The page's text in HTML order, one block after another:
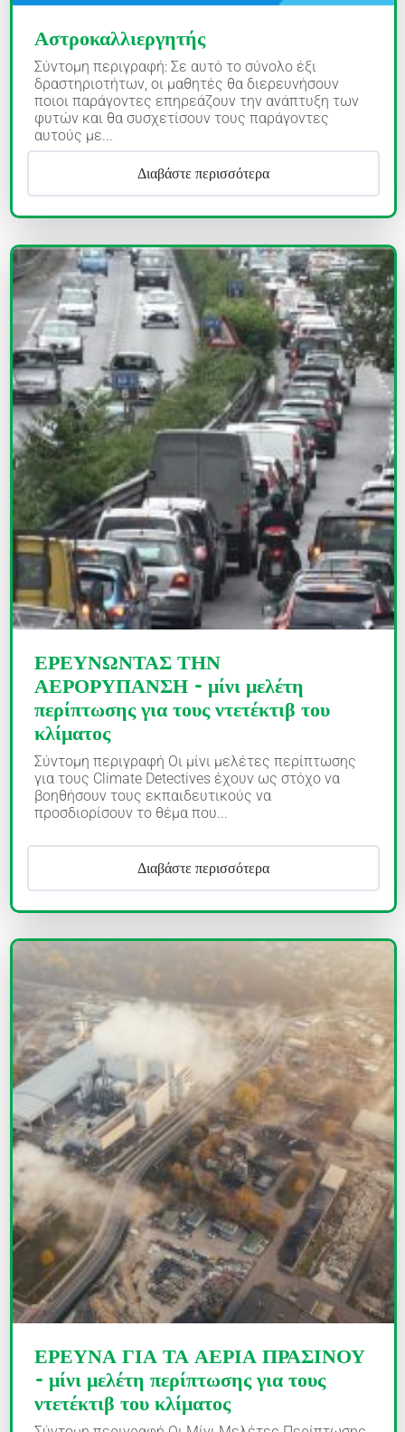
Αστροκαλλιεργητής
Σύντομη περιγραφή: Σε αυτό το σύνολο έξι
δραστηριοτήτων, οι μαθητές θα διερευνήσουν
ποιοι παράγοντες επηρεάζουν την ανάπτυξη των
φυτών και θα συσχετίσουν τους παράγοντες
αυτούς με...
Διαβάστε περισσότερα
ΕΡΕΥΝΩΝΤΑΣ ΤΗΝ
ΑΕΡΟΡΥΠΑΝΣΗ - μίνι μελέτη
περίπτωσης για τους ντετέκτιβ του
κλίματος
Σύντομη περιγραφή Οι μίνι μελέτες περίπτωσης
για τους Climate Detectives έχουν ως στόχο να
βοηθήσουν τους εκπαιδευτικούς να
προσδιορίσουν το θέμα που...
Διαβάστε περισσότερα
ΕΡΕΥΝΑ ΓΙΑ ΤΑ ΑΕΡΙΑ ΠΡΑΣΙΝΟΥ
- μίνι μελέτη περίπτωσης για τους
ντετέκτιβ του κλίματος